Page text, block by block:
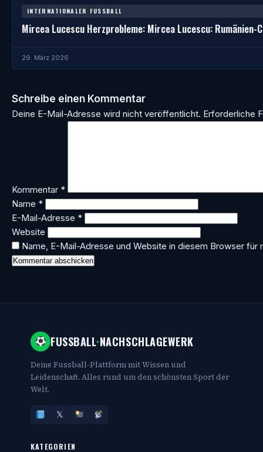
INTERNATIONALER FUSSBALL
Mircea Lucescu Herzprobleme: Mircea Lucescu: Rumänien-
29. März 2026
Schreibe einen Kommentar
Deine E-Mail-Adresse wird nicht veröffentlicht. Erforderliche
Kommentar *
Name *
E-Mail-Adresse *
Website
Name, E-Mail-Adresse und Website in diesem Browser für
FUSSBALL·NACHSCHLAGEWERK
Deine Fussball-Plattform mit Wissen und
Leidenschaft. Alles rund um den schönsten Sport der
Welt.
𝕏
KATEGORIEN